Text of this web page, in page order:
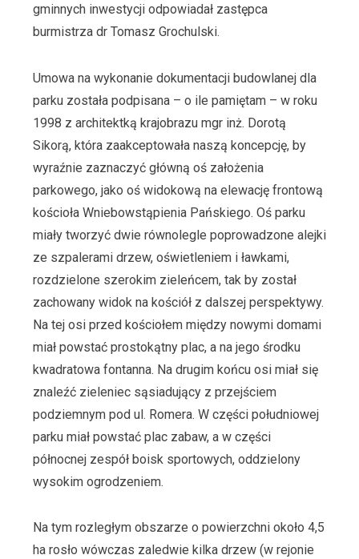
gminnych inwestycji odpowiadał zastępca
burmistrza dr Tomasz Grochulski.
Umowa na wykonanie dokumentacji budowlanej dla
parku została podpisana – o ile pamiętam – w roku
1998 z architektką krajobrazu mgr inż. Dorotą
Sikorą, która zaakceptowała naszą koncepcję, by
wyraźnie zaznaczyć główną oś założenia
parkowego, jako oś widokową na elewację frontową
kościoła Wniebowstąpienia Pańskiego. Oś parku
miały tworzyć dwie równolegle poprowadzone alejki
ze szpalerami drzew, oświetleniem i ławkami,
rozdzielone szerokim zieleńcem, tak by został
zachowany widok na kościół z dalszej perspektywy.
Na tej osi przed kościołem między nowymi domami
miał powstać prostokątny plac, a na jego środku
kwadratowa fontanna. Na drugim końcu osi miał się
znaleźć zieleniec sąsiadujący z przejściem
podziemnym pod ul. Romera. W części południowej
parku miał powstać plac zabaw, a w części
północnej zespół boisk sportowych, oddzielony
wysokim ogrodzeniem.
Na tym rozległym obszarze o powierzchni około 4,5
ha rosło wówczas zaledwie kilka drzew (w rejonie